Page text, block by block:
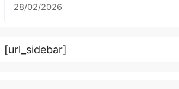
28/02/2026
[url_sidebar]